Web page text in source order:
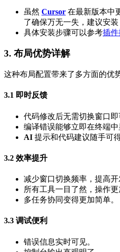
虽然 Cursor 在最新版本中
了确保万无一失，建议安装
具体安装步骤可以参考插
3. 布局优势详解
这种布局配置带来了多方面的优
3.1 即时反馈
代码修改后无需切换窗口即
编译错误能够立即在终端中
AI 提示和代码建议随手可得
3.2 效率提升
减少窗口切换频率，提高开
所有工具一目了然，操作更
多任务协同变得更加简单。
3.3 调试便利
错误信息实时可见。